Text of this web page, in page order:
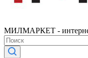
МИЛМАРКЕТ -